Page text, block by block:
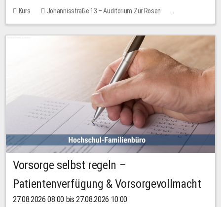
Kurs
Johannisstraße 13 – Auditorium Zur Rosen
11 Plätze
Vorsorge selbst regeln –
Patientenverfügung & Vorsorgevollmacht
27.08.2026 08:00 bis 27.08.2026 10:00